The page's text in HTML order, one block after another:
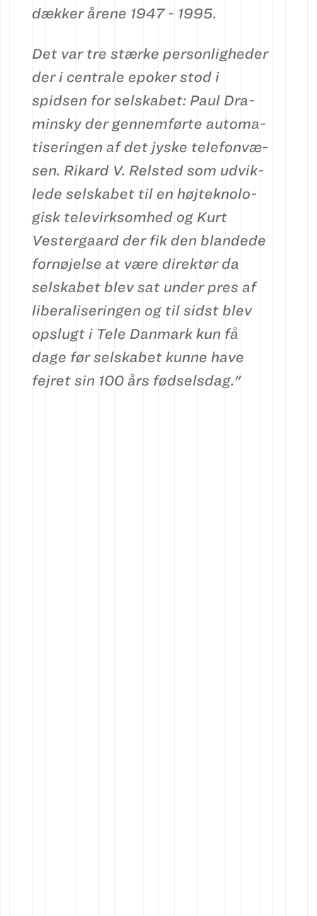
dækker årene 1947 - 1995.
Det var tre stærke per­son­lig­heder
der i cen­trale epoker stod i
spidsen for sel­skabet: Paul Dra­
min­sky der gen­nem­­førte auto­ma­
tiseringen af det jyske te­le­fon­væ­
sen. Rikard V. Rel­sted som ud­vik­
lede selskabet til en højtek­no­lo­
gisk televirksomhed og Kurt
Vester­gaard der fik den blan­dede
for­nø­jel­se at være direktør da
selskabet blev sat under pres af
liberaliseringen og til sidst blev
opslugt i Tele Dan­mark kun få
dage før selskabet kunne have
fejret sin 100 års fødselsdag."